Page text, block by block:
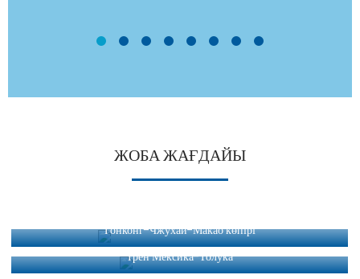
ЖОБА ЖАҒДАЙЫ
Гонконг-Чжухай-Макао көпірі
Трен Мексика-Толука